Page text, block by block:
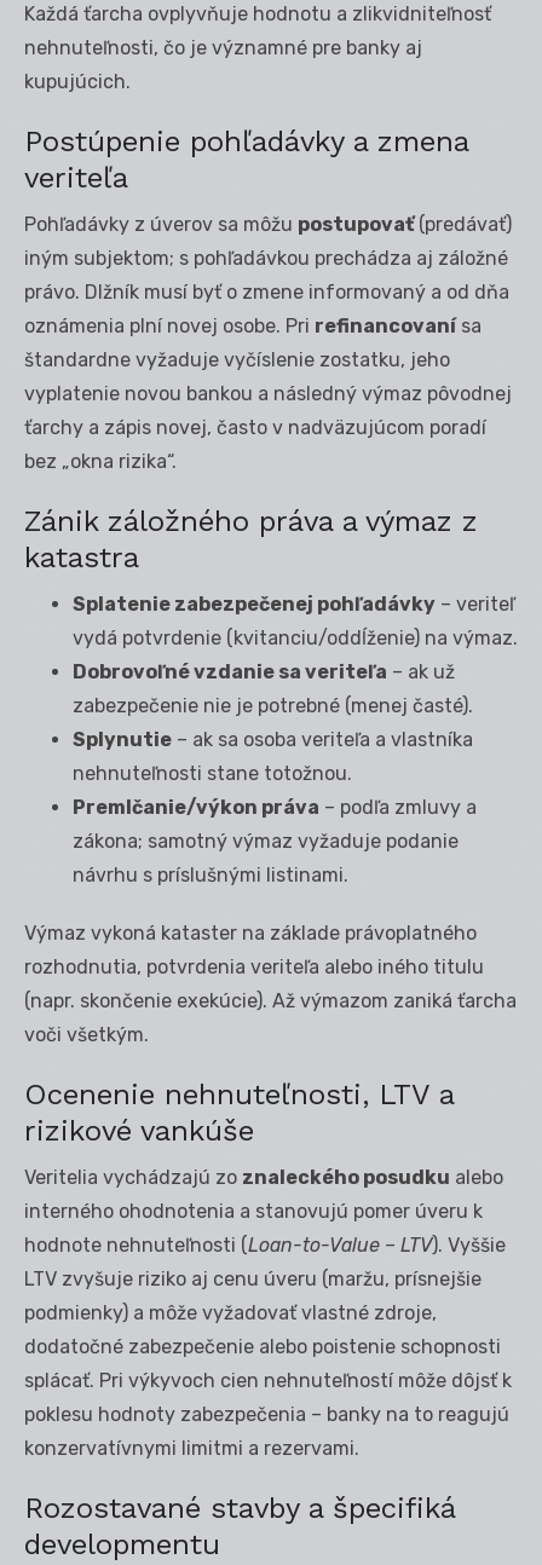
Každá ťarcha ovplyvňuje hodnotu a zlikvidniteľnosť
nehnuteľnosti, čo je významné pre banky aj
kupujúcich.
Postúpenie pohľadávky a zmena
veriteľa
Pohľadávky z úverov sa môžu postupovať(predávať)
iným subjektom; s pohľadávkou prechádza aj záložné
právo. Dlžník musí byť o zmene informovaný a od dňa
oznámenia plní novej osobe. Pri refinancovanísa
štandardne vyžaduje vyčíslenie zostatku, jeho
vyplatenie novou bankou a následný výmaz pôvodnej
ťarchy a zápis novej, často v nadväzujúcom poradí
bez „okna rizika“.
Zánik záložného práva a výmaz z
katastra
Splatenie zabezpečenej pohľadávky – veriteľ
vydá potvrdenie (kvitanciu/oddĺženie) na výmaz.
Dobrovoľné vzdanie sa veriteľa – ak už
zabezpečenie nie je potrebné (menej časté).
Splynutie – ak sa osoba veriteľa a vlastníka
nehnuteľnosti stane totožnou.
Premlčanie/výkon práva – podľa zmluvy a
zákona; samotný výmaz vyžaduje podanie
návrhu s príslušnými listinami.
Výmaz vykoná kataster na základe právoplatného
rozhodnutia, potvrdenia veriteľa alebo iného titulu
(napr. skončenie exekúcie). Až výmazom zaniká ťarcha
voči všetkým.
Ocenenie nehnuteľnosti, LTV a
rizikové vankúše
Veritelia vychádzajú zo znaleckého posudku alebo
interného ohodnotenia a stanovujú pomer úveru k
hodnote nehnuteľnosti (Loan-to-Value – LTV). Vyššie
LTV zvyšuje riziko aj cenu úveru (maržu, prísnejšie
podmienky) a môže vyžadovať vlastné zdroje,
dodatočné zabezpečenie alebo poistenie schopnosti
splácať. Pri výkyvoch cien nehnuteľností môže dôjsť k
poklesu hodnoty zabezpečenia – banky na to reagujú
konzervatívnymi limitmi a rezervami.
Rozostavané stavby a špecifiká
developmentu